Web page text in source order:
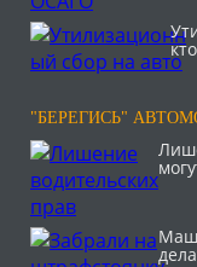
"БЕРЕГИСЬ"